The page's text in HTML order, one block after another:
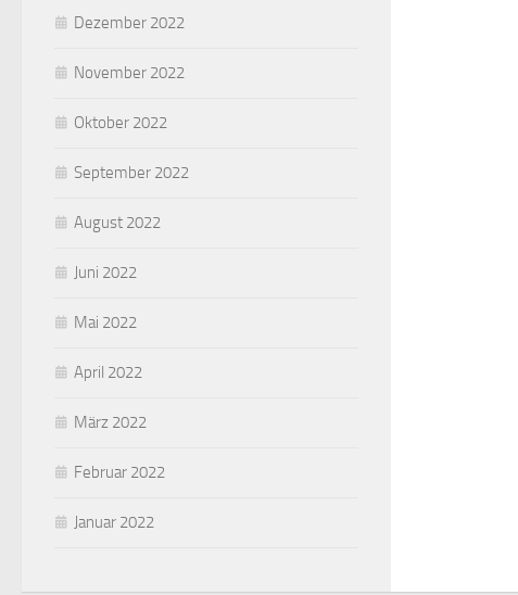
Dezember 2022
November 2022
Oktober 2022
September 2022
August 2022
Juni 2022
Mai 2022
April 2022
März 2022
Februar 2022
Januar 2022